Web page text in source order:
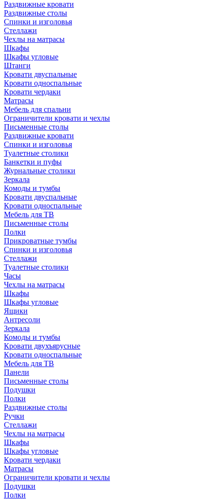
Раздвижные кровати
Раздвижные столы
Спинки и изголовья
Стеллажи
Чехлы на матрасы
Шкафы
Шкафы угловые
Штанги
Кровати двуспальные
Кровати односпальные
Кровати чердаки
Матрасы
Мебель для спальни
Ограничители кровати и чехлы
Письменные столы
Раздвижные кровати
Спинки и изголовья
Туалетные столики
Банкетки и пуфы
Журнальные столики
Зеркала
Комоды и тумбы
Кровати двуспальные
Кровати односпальные
Мебель для ТВ
Письменные столы
Полки
Прикроватные тумбы
Спинки и изголовья
Стеллажи
Туалетные столики
Часы
Чехлы на матрасы
Шкафы
Шкафы угловые
Ящики
Антресоли
Зеркала
Комоды и тумбы
Кровати двухъярусные
Кровати односпальные
Мебель для ТВ
Панели
Письменные столы
Подушки
Полки
Раздвижные столы
Ручки
Стеллажи
Чехлы на матрасы
Шкафы
Шкафы угловые
Кровати чердаки
Матрасы
Ограничители кровати и чехлы
Подушки
Полки